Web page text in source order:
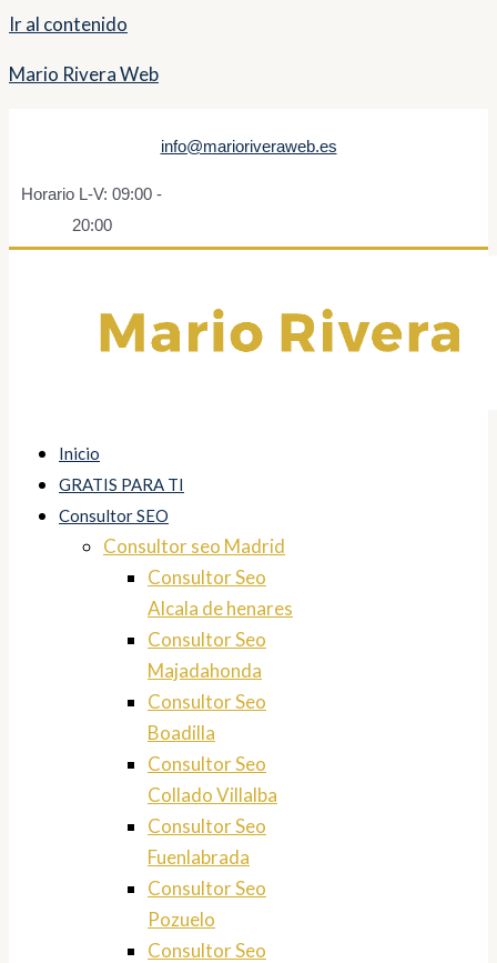
Ir al contenido
Mario Rivera Web
info@marioriveraweb.es
Horario L-V: 09:00 -
20:00
Inicio
GRATIS PARA TI
Consultor SEO
Consultor seo Madrid
Consultor Seo
Alcala de henares
Consultor Seo
Majadahonda
Consultor Seo
Boadilla
Consultor Seo
Collado Villalba
Consultor Seo
Fuenlabrada
Consultor Seo
Pozuelo
Consultor Seo